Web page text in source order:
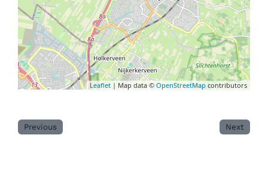
Leaflet | Map data ©OpenStreetMap contributors
Previous Next